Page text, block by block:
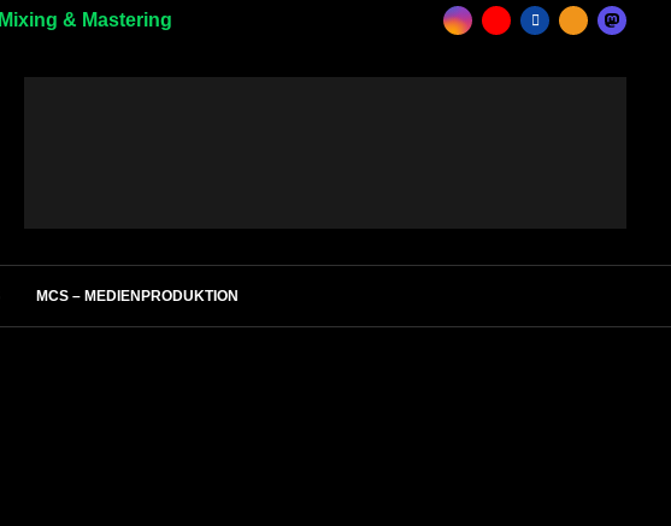
& Mastering
MCS – MEDIENPRODUKTION